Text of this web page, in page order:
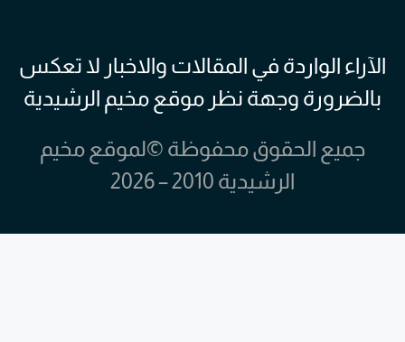
الآراء الواردة في المقالات والاخبار لا تعكس
بالضرورة وجهة نظر موقع مخيم الرشيدية
جميع الحقوق محفوظة ©لموقع مخيم
الرشيدية 2010 – 2026